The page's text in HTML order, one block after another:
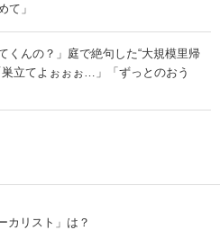
て」
くんの？」庭で絶句した“大規模里帰
巣立てよぉぉぉ…」「ずっとのおう
カリスト」は？